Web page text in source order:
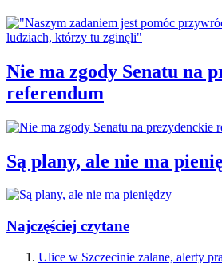
Nie ma zgody Senatu na
referendum
Są plany, ale nie ma
Najczęściej czytane
Ulice w Szczecinie zalane, alerty